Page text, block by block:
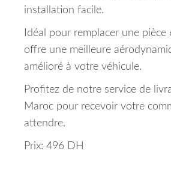
installation facile.
Idéal pour remplacer une pièce
offre une meilleure
amélioré à votre véhicule.
Profitez de notre service de
Maroc pour recevoir votre
attendre.
Prix: 496 DH